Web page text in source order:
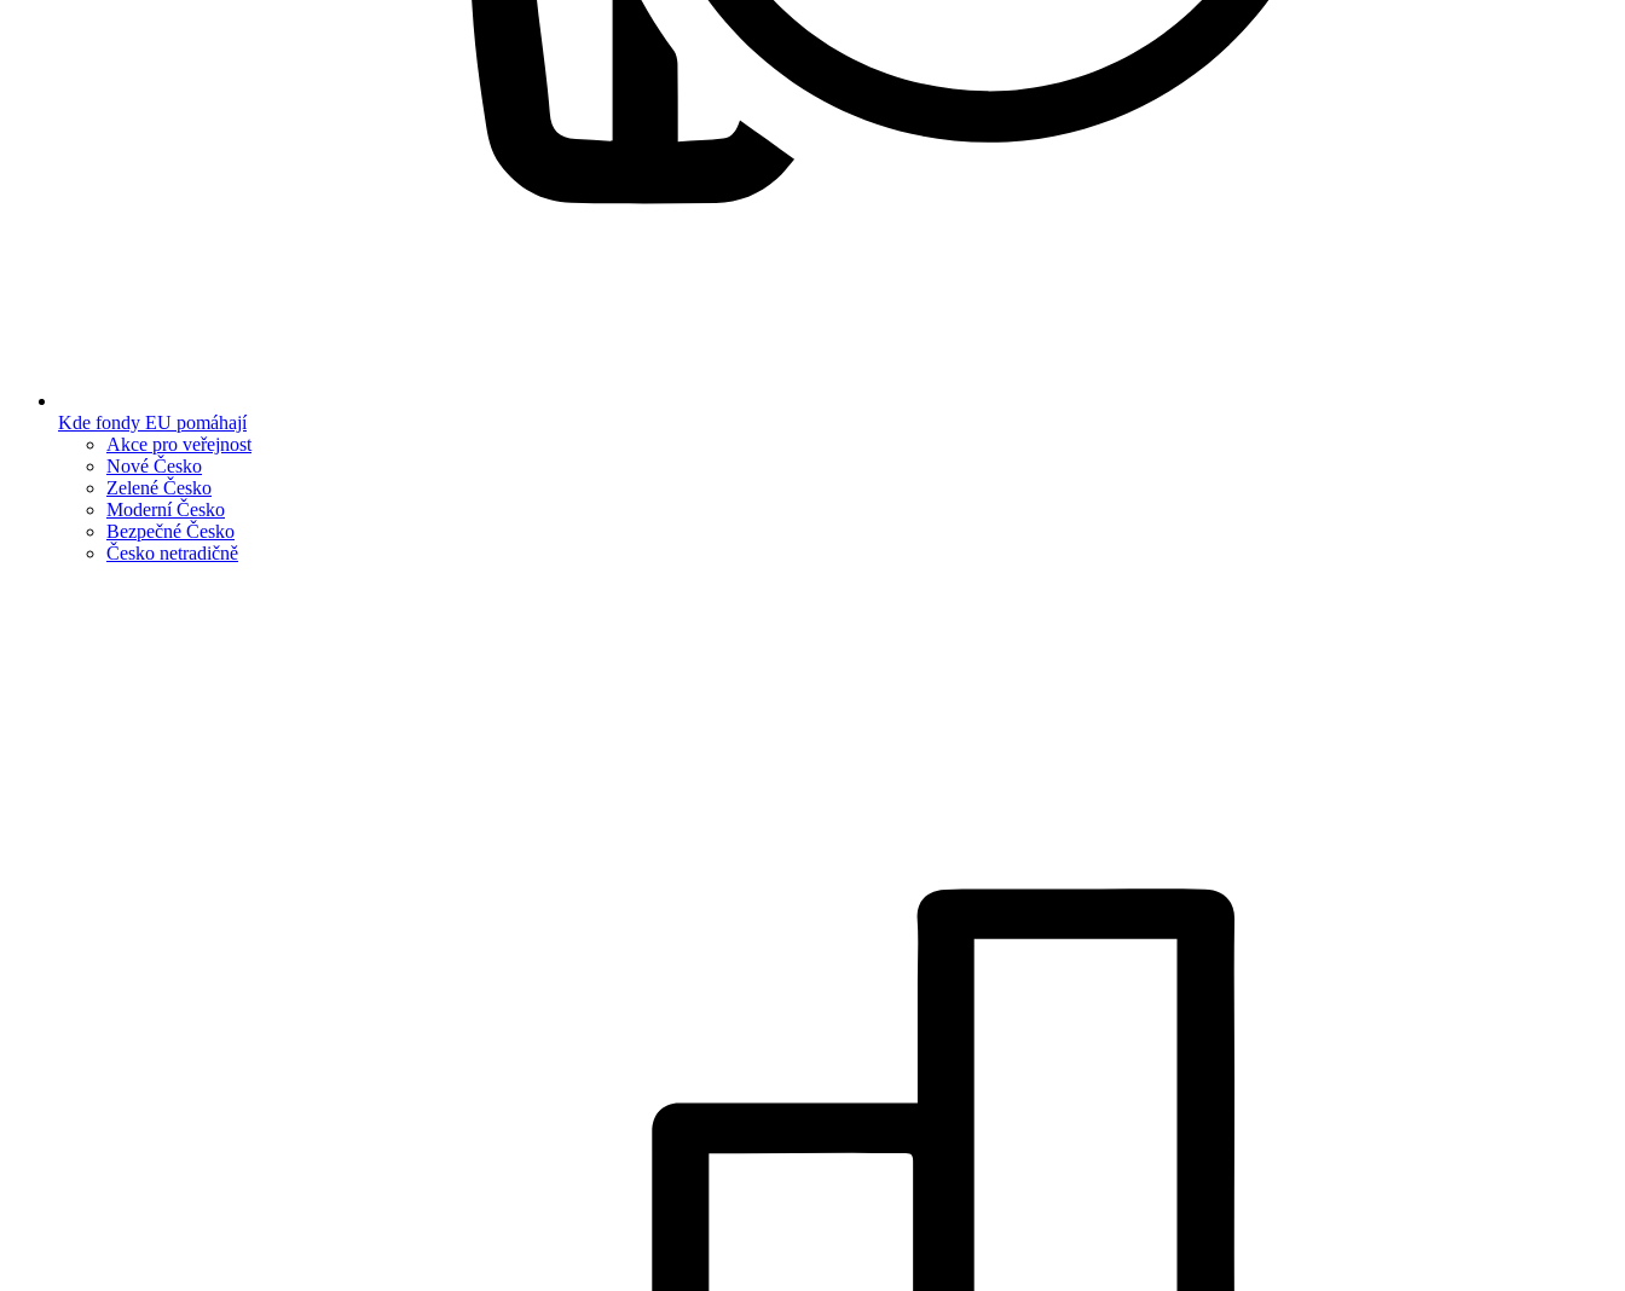
Kde fondy EU pomáhají
Akce pro veřejnost
Nové Česko
Zelené Česko
Moderní Česko
Bezpečné Česko
Česko netradičně